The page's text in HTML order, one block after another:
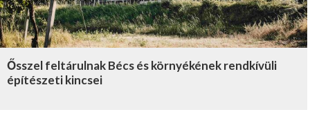
Ősszel feltárulnak Bécs és környékének rendkívüli
építészeti kincsei